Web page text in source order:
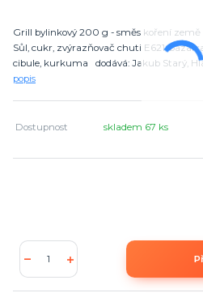
Grill bylinkový 200 g - směs koření země
Sůl, cukr, zvýrazňovač chuti E621,
cibule, kurkuma dodává: Jakub Starý,
popis
Dostupnost skladem 67 ks